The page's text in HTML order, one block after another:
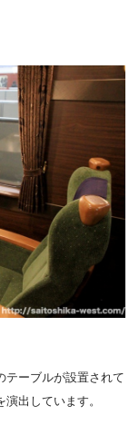
テーブルが設置されて
出しています。